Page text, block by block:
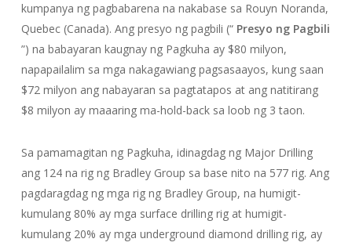
kumpanya ng pagbabarena na nakabase sa Rouyn Noranda,
Quebec (Canada). Ang presyo ng pagbili (“ Presyo ng Pagbili
”) na babayaran kaugnay ng Pagkuha ay $80 milyon,
napapailalim sa mga nakagawiang pagsasaayos, kung saan
$72 milyon ang nabayaran sa pagtatapos at ang natitirang
$8 milyon ay maaaring ma-hold-back sa loob ng 3 taon.
Sa pamamagitan ng Pagkuha, idinagdag ng Major Drilling
ang 124 na rig ng Bradley Group sa base nito na 577 rig. Ang
pagdaragdag ng mga rig ng Bradley Group, na humigit-
kumulang 80% ay mga surface drilling rig at humigit-
kumulang 20% ​​ay mga underground diamond drilling rig, ay